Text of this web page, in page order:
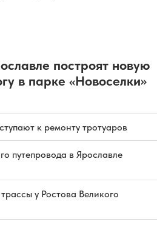
построят новую
в парке «Новоселки»
к ремонту тротуаров
путепровода в Ярославле
у Ростова Великого